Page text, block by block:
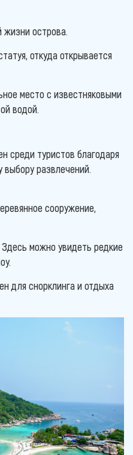
жизни острова.
откуда открывается
место с известняковыми
водой.
среди туристов благодаря
развлечений.
сооружение,
можно увидеть редкие
для снорклинга и отдыха